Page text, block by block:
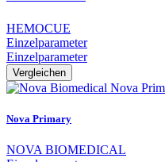
HEMOCUE
Einzelparameter
Einzelparameter
Vergleichen
Nova Primary
NOVA BIOMEDICAL